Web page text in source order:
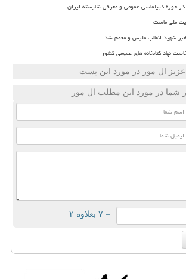
حوزه دیپلماسی عمومی و معرفی شایسته ایران
ملی ماست
شهید انقلاب ملبس و معمم شد
نهاد کتابخانه های عمومی کشور
ال مور در مورد این پست
شما در مورد این مطلب ال مور
= ۷ بعلاوه ۲